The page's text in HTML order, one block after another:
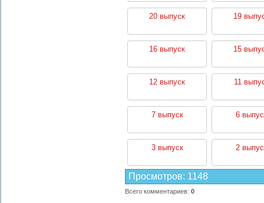
20 выпуск 19
16 выпуск 15
12 выпуск 11
7 выпуск 6
3 выпуск 2
Просмотров: 1148
Всего комментариев: 0